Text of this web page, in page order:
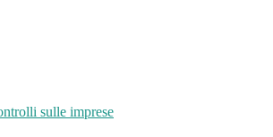
sulle imprese